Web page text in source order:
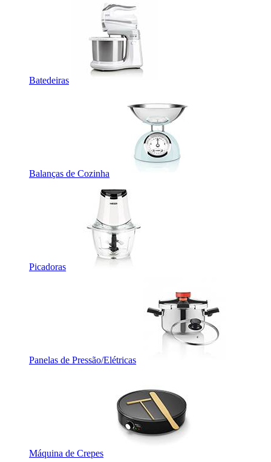
Batedeiras
Balanças de Cozinha
Picadoras
Panelas de Pressão/Elétricas
Máquina de Crepes